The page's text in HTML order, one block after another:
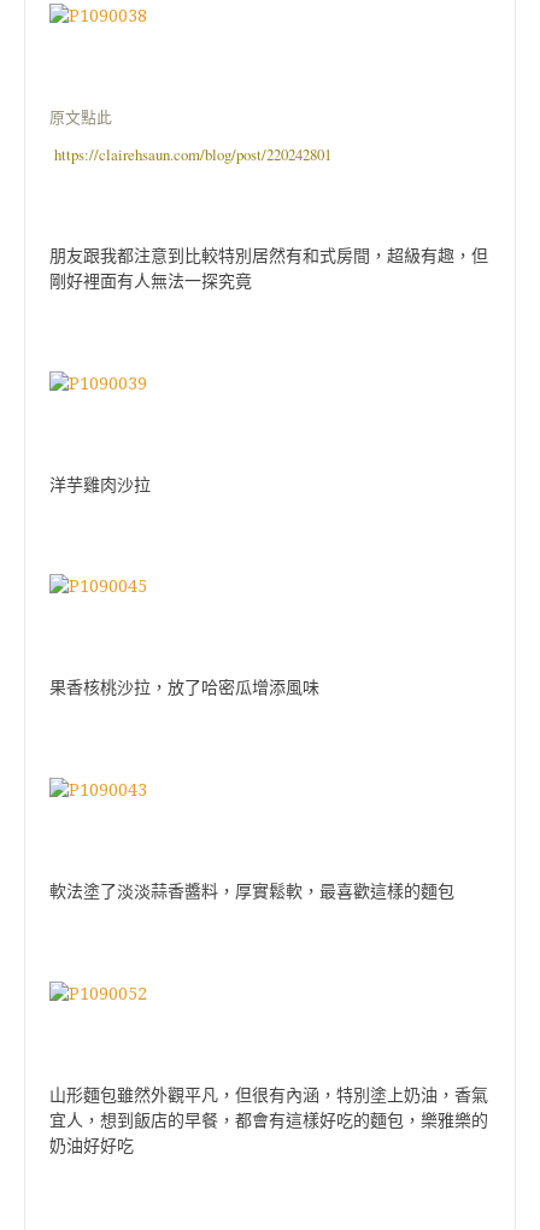
原文點此
https://clairehsaun.com/blog/post/220242801
朋友跟我都注意到比較特別居然有和式房間，超級有趣，但
剛好裡面有人無法一探究竟
洋芋雞肉沙拉
果香核桃沙拉，放了哈密瓜增添風味
軟法塗了淡淡蒜香醬料，厚實鬆軟，最喜歡這樣的麵包
山形麵包雖然外觀平凡，但很有內涵，特別塗上奶油，香氣
宜人，想到飯店的早餐，都會有這樣好吃的麵包，樂雅樂的
奶油好好吃